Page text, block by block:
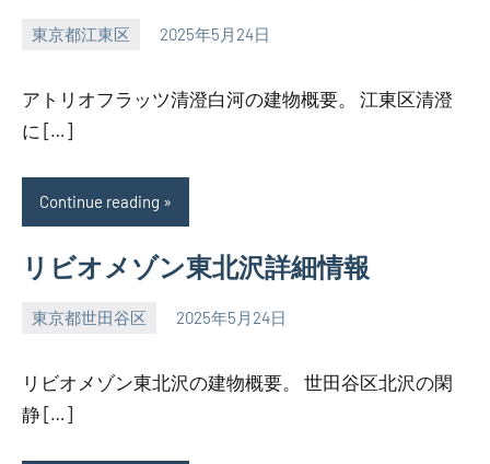
東京都江東区 2025年5月24日
SEZIMO
アトリオフラッツ清澄白河の建物概要。 江東区清澄
に […]
Continue reading
リビオメゾン東北沢詳細情報
東京都世田谷区 2025年5月24日
SEZIMO
リビオメゾン東北沢の建物概要。 世田谷区北沢の閑
静 […]